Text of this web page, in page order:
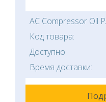
AC Compressor Oil
Код товара:
Доступно:
Время доставки: